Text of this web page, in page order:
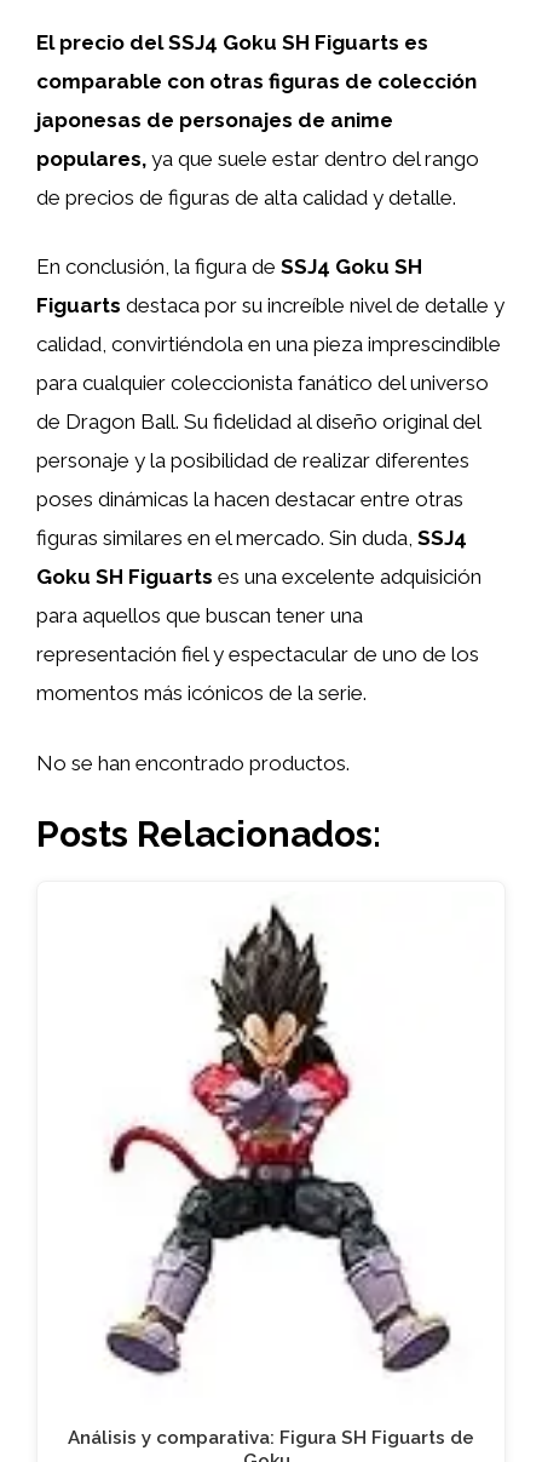
El precio del SSJ4 Goku SH Figuarts es
comparable con otras figuras de colección
japonesas de personajes de anime
populares, ya que suele estar dentro del rango
de precios de figuras de alta calidad y detalle.
En conclusión, la figura de SSJ4 Goku SH
Figuarts destaca por su increíble nivel de detalle y
calidad, convirtiéndola en una pieza imprescindible
para cualquier coleccionista fanático del universo
de Dragon Ball. Su fidelidad al diseño original del
personaje y la posibilidad de realizar diferentes
poses dinámicas la hacen destacar entre otras
figuras similares en el mercado. Sin duda, SSJ4
Goku SH Figuarts es una excelente adquisición
para aquellos que buscan tener una
representación fiel y espectacular de uno de los
momentos más icónicos de la serie.
No se han encontrado productos.
Posts Relacionados:
Análisis y comparativa: Figura SH Figuarts de